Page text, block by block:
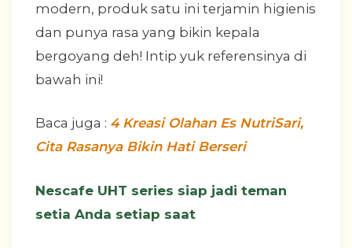
modern, produk satu ini terjamin higienis
dan punya rasa yang bikin kepala
bergoyang deh! Intip yuk referensinya di
bawah ini!
Baca juga : 4 Kreasi Olahan Es NutriSari,
Cita Rasanya Bikin Hati Berseri
Nescafe UHT series siap jadi teman
setia Anda setiap saat